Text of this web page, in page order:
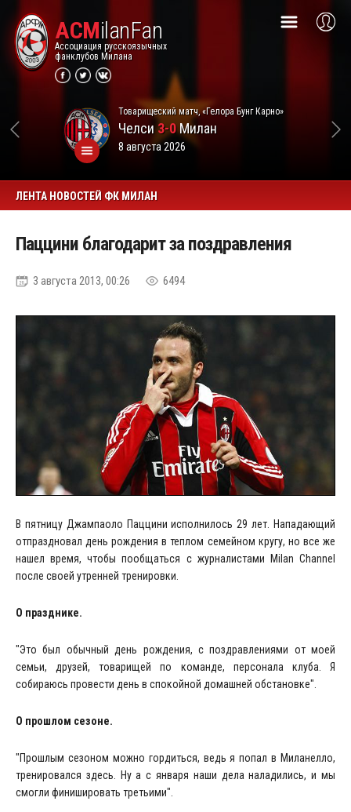
ACMilanFan
Ассоциация русскоязычных
фанклубов Милана
Товарищеский матч, «Гелора Бунг Карно»
Челси3-0Милан
8 августа 2026
ЛЕНТА НОВОСТЕЙ ФК МИЛАН
Паццини благодарит за поздравления
3 августа 2013, 00:26 6494
В пятницу Джампаоло Паццини исполнилось 29 лет. Нападающий
отпраздновал день рождения в теплом семейном кругу, но все же
нашел время, чтобы пообщаться с журналистами Milan Channel
после своей утренней тренировки.
О празднике.
"Это был обычный день рождения, с поздравлениями от моей
семьи, друзей, товарищей по команде, персонала клуба. Я
собираюсь провести день в спокойной домашней обстановке".
О прошлом сезоне.
"Прошлым сезоном можно гордиться, ведь я попал в Миланелло,
тренировался здесь. Ну а с января наши дела наладились, и мы
смогли финишировать третьими".